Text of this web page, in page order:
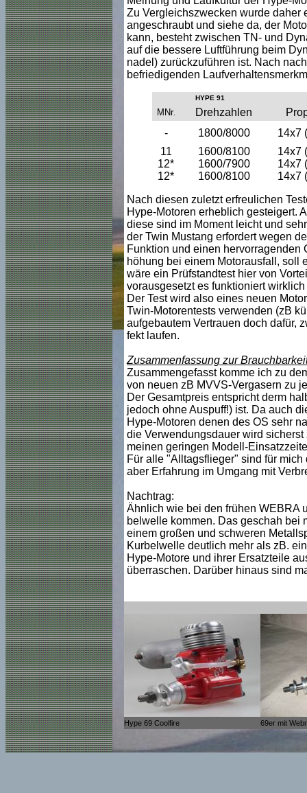
Zu Vergleichszwecken wurde daher
angeschraubt und siehe da, der
kann, besteht zwischen TN- und
auf die bessere Luftführung beim
nadel) zurückzuführen ist. Nach
befriedigenden
HYPE 91
MNr. Drehzahlen
-
1800/8000
14x7
11
1600/8100
14x7
12*
1600/7900
14x7
12*
1600/8100
14x7
Nach diesen zuletzt erfreulichen
Hype-Motoren erheblich gesteigert.
diese sind im Moment leicht und
der Twin Mustang erfordert wegen
Funktion und einen
höhung bei einem Motorausfall, soll
wäre ein Prüfstandtest hier von
vorausgesetzt es funktioniert
Der Test wird also eines neuen
Twin-Motorentests verwenden (zB
aufgebautem Vertrauen doch dafür,
fekt laufen.
Zusammenfassung zur
Zusammengefasst komme ich zu
von neuen zB MVVS-Vergasern zu
Der Gesamtpreis entspricht derm
jedoch ohne Auspuff!) ist. Da auch
Hype-Motoren denen des OS sehr
die Verwendungsdauer wird
meinen geringen Modell-
Für alle "Alltagsflieger" sind für
aber Erfahrung im Umgang mit
Nachtrag:
Ähnlich wie bei den frühen WEBRA
belwelle kommen. Das geschah bei
einem großen und schweren
Kurbelwelle deutlich mehr als zB.
Hype-Motore und ihrer Ersatzteile
überraschen. Darüber hinaus sind
Hype 69 Coolfire 69er mit